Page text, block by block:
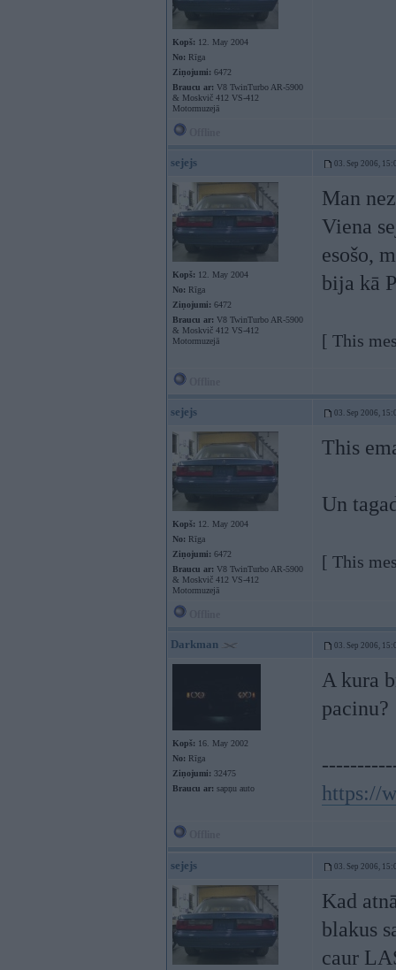
Kopš: 12. May 2004
No: Rīga
Ziņojumi: 6472
Braucu ar: V8 TwinTurbo AR-5900
& Moskvič 412 VS-412
Motormuzejā
sejejs 03. Sep 2006,
Kopš: 12. May 2004
No: Rīga
Ziņojumi: 6472
Braucu ar: V8 TwinTurbo AR-5900
& Moskvič 412 VS-412
Motormuzejā
Man
Viena
esošo,
bija kā
[ This
sejejs 03. Sep 2006,
Kopš: 12. May 2004
No: Rīga
Ziņojumi: 6472
Braucu ar: V8 TwinTurbo AR-5900
& Moskvič 412 VS-412
Motormuzejā
This
Un
[ This
Darkman 03. Sep 2006,
Kopš: 16. May 2002
No: Rīga
Ziņojumi: 32475
Braucu ar: sapņu auto
A kura
pacinu?
https://
sejejs 03. Sep 2006,
Kad
blakus
caur